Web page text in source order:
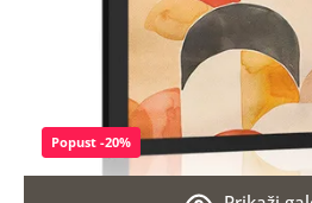
Popust -20%